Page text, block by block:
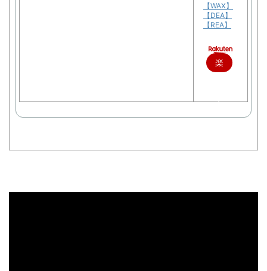
【WAX】
【DEA】
【REA】
楽
で
購